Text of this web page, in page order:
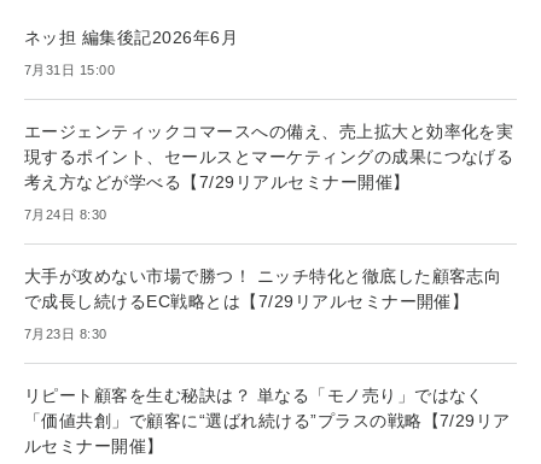
ネッ担 編集後記2026年6月
7月31日 15:00
エージェンティックコマースへの備え、売上拡大と効率化を実
現するポイント、セールスとマーケティングの成果につなげる
考え方などが学べる【7/29リアルセミナー開催】
7月24日 8:30
大手が攻めない市場で勝つ！ ニッチ特化と徹底した顧客志向
で成長し続けるEC戦略とは【7/29リアルセミナー開催】
7月23日 8:30
リピート顧客を生む秘訣は？ 単なる「モノ売り」ではなく
「価値共創」で顧客に“選ばれ続ける”プラスの戦略【7/29リア
ルセミナー開催】